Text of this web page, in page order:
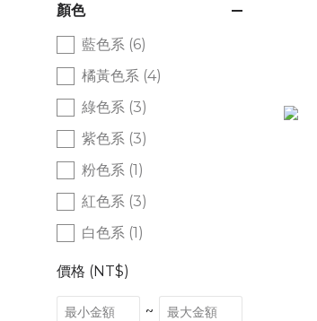
顏色
藍色系 (6)
橘黃色系 (4)
綠色系 (3)
紫色系 (3)
粉色系 (1)
紅色系 (3)
白色系 (1)
價格 (NT$)
~